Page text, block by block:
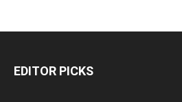
EDITOR PICKS